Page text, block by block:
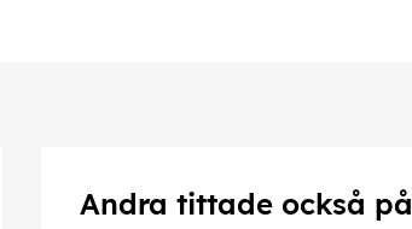
Andra tittade också på